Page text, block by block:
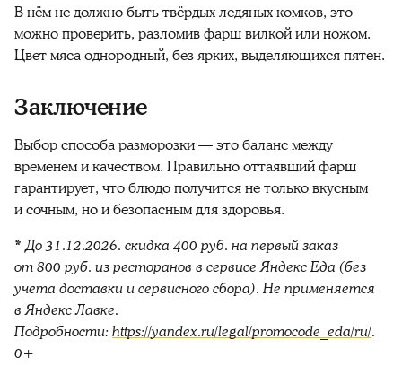
В нём не должно быть твёрдых ледяных комков, это
можно проверить, разломив фарш вилкой или ножом.
Цвет мяса однородный, без ярких, выделяющихся пятен.
Заключение
Выбор способа разморозки — это баланс между
временем и качеством. Правильно оттаявшийфарш
гарантирует, что блюдо получится не только вкусным
и сочным, но и безопасным для здоровья.
* До 31.12.2026. скидка 400 руб. на первый заказ
от 800 руб. из ресторанов в сервисе Яндекс Еда (без
учета доставки и сервисного сбора). Не применяется
в Яндекс Лавке.
Подробности:https://yandex.ru/legal/promocode_eda/ru/.
0+